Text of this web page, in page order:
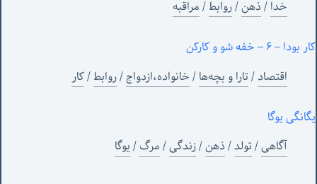
خدا/ذهن/روابط/مراقبه
کار بودا – ۶ – خفه شو و کارکن
اقتصاد/تارا و بچه‌ها/خانواده،ازدواج/روابط/کار
یگانگی یوگا
آگاهی/تولد/ذهن/زندگی/مرگ/یوگا